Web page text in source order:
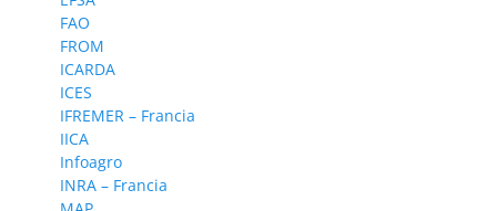
FAO
FROM
ICARDA
ICES
IFREMER – Francia
IICA
Infoagro
INRA – Francia